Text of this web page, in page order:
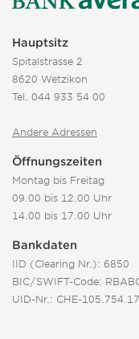
Hauptsitz
Spitalstrasse 2
8620 Wetzikon
Tel. 044 933 54 00
Andere Adressen
Öffnungszeiten
Montag bis Freitag
09.00 bis 12.00 Uhr
14.00 bis 17.00 Uhr
Bankdaten
IID (Clearing Nr.): 6850
BIC/SWIFT-Code:
UID-Nr.: CHE-